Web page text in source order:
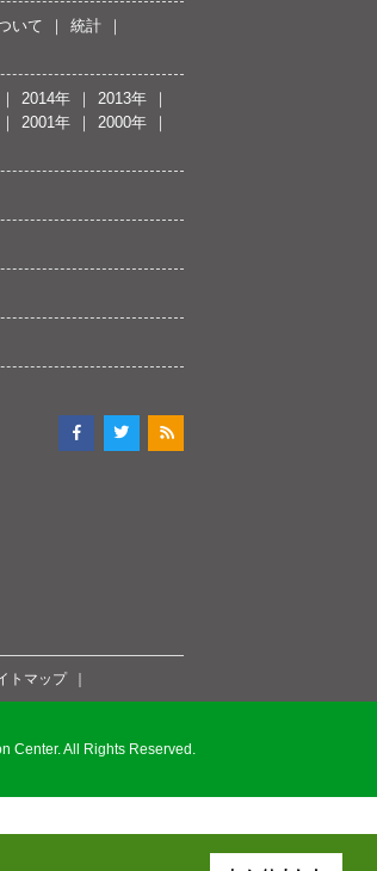
いて
統計
2014年
2013年
2001年
2000年
トマップ
Center. All Rights Reserved.